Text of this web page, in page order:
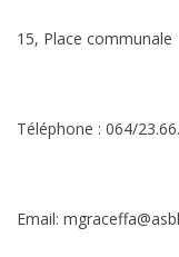
15, Place
Téléphone : 064/
Email: